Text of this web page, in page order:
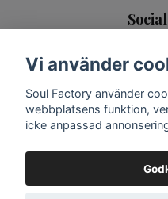
Vi använder
Soul Factory använder
webbplatsens funktion,
icke anpassad